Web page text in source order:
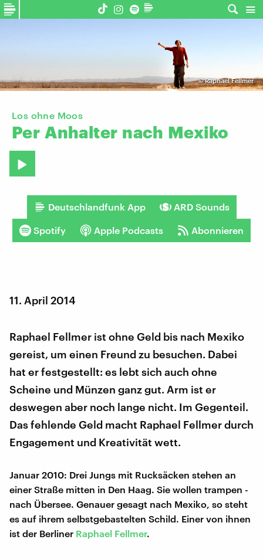
©Raphael Fellmer
Los ohne Moos
Per Anhalter nach Mexiko
Deutschlandfunk App ARD Sounds
Spotify Apple Podcasts Abonnieren
11. April 2014
Raphael Fellmer ist ohne Geld bis nach Mexiko
gereist, um einen Freund zu besuchen. Dabei
hat er festgestellt: es lebt sich auch ohne
Scheine und Münzen ganz gut. Arm ist er
deswegen aber noch lange nicht. Im Gegenteil.
Das fehlende Geld macht Raphael Fellmer durch
Engagement und Kreativität wett.
Januar 2010: Drei Jungs mit Rucksäcken stehen an
einer Straße mitten in Den Haag. Sie wollen trampen -
nach Übersee. Genauer gesagt nach Mexiko, so steht
es auf ihrem selbstgebastelten Schild. Einer von ihnen
ist der Berliner Raphael Fellmer.